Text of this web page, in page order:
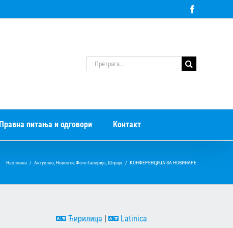
Претрага
за:
Правна питања и одговори Контакт
Насловна / Актуелно,Новости,Фото Галерије,Штрајк / КОНФЕРЕНЦИЈА ЗА НОВИНАРЕ
Ћирилица Latinica